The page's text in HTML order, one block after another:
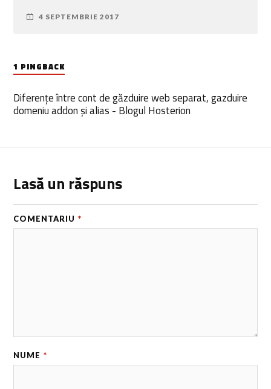
4 SEPTEMBRIE 2017
1 PINGBACK
Diferențe între cont de găzduire web separat, gazduire
domeniu addon și alias - Blogul Hosterion
Lasă un răspuns
COMENTARIU *
NUME *